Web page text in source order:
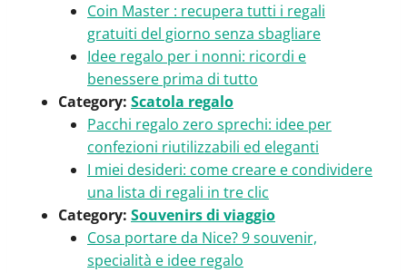
Coin Master : recupera tutti i regali
gratuiti del giorno senza sbagliare
Idee regalo per i nonni: ricordi e
benessere prima di tutto
Category: Scatola regalo
Pacchi regalo zero sprechi: idee per
confezioni riutilizzabili ed eleganti
I miei desideri: come creare e condividere
una lista di regali in tre clic
Category: Souvenirs di viaggio
Cosa portare da Nice? 9 souvenir,
specialità e idee regalo